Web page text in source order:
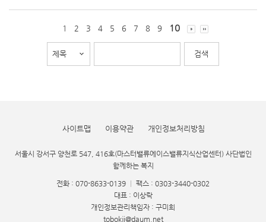
1 2 3 4 5 6 7 8 9 10
사이트맵 이용약관 개인정보처리방침
서울시 강서구 양천로 547, 416호(마스터밸류에이스밸류지식산업센터) 사단법인
함께하는 복지
전화 : 070-8633-0139
팩스 : 0303-3440-0302
대표 : 이상락
개인정보관리책임자 : 구미희
tobokji@daum.net